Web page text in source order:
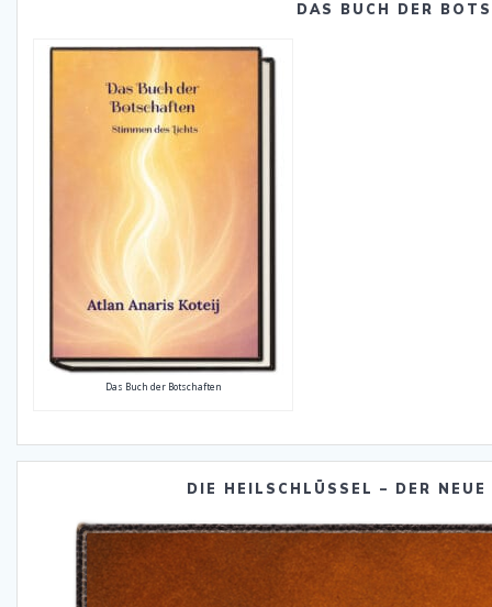
DAS BUCH DER
Das Buch der Botschaften
DIE HEILSCHLÜSSEL – DER